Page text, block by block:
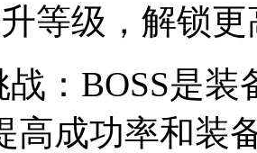
等级，解锁
战：BOSS是
高成功率和装